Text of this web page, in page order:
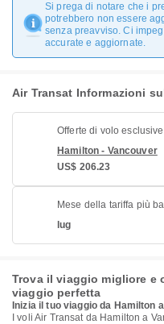
Si prega di notare che i
potrebbero non essere
senza preavviso. Ci
accurate e aggiornate.
Air Transat Informazioni
Offerte di volo esclusive
Hamilton - Vancouver
US$ 206.23
Mese della tariffa più
lug
Trova il viaggio migliore e
viaggio perfetta
Inizia il tuo viaggio da Hamilton
I voli Air Transat da Hamilton a